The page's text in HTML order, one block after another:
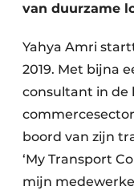
van duurzame
Yahya Amri
2019. Met bijna
consultant in de
boord van zijn
‘My Transport
mijn